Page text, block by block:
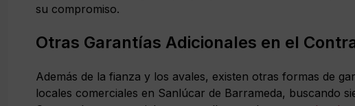
su compromiso.
Otras Garantías Adicionales en el
Además de la fianza y los avales, existen otras formas de
locales comerciales en Sanlúcar de Barrameda, buscando